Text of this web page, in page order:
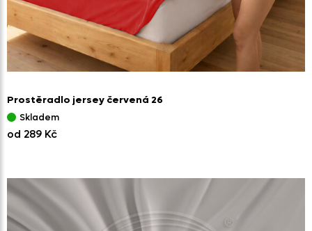
Prostěradlo jersey červená 26
Skladem
od 289 Kč